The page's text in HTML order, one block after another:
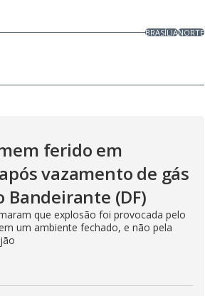
BRASÍLIANORTE
ferido em
vazamento de gás
Bandeirante (DF)
que explosão foi provocada pelo
um ambiente fechado, e não pela